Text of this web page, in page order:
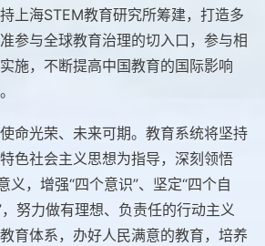
上海STEM教育研究所筹建，打造多
参与全球教育治理的切入口，参与相
施，不断提高中国教育的国际影响
命光荣、未来可期。教育系统将坚持
色社会主义思想为指导，深刻领悟
义，增强“四个意识”、坚定“四个自
，努力做有理想、负责任的行动主义
育体系，办好人民满意的教育，培养